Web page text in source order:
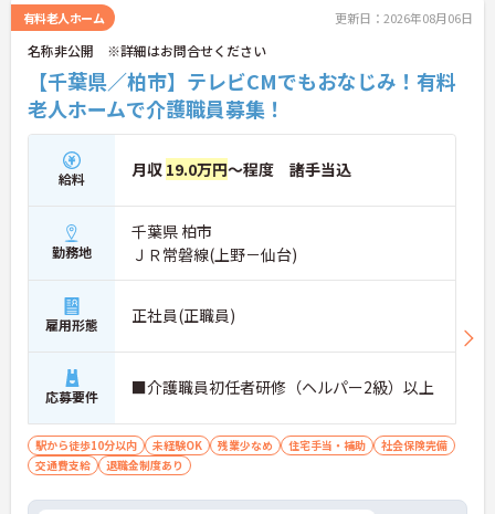
た方は面接対策ポイントや求人の詳細などお話しい
たしますのでお気軽にお問い合わせ下さい。
有料老人ホーム 更新日：2026年08月06日
名称非公開 ※詳細はお問合せください
【千葉県／柏市】テレビCMでもおなじみ！有料
老人ホームで介護職員募集！
給料 月収 19.0万円～程度 諸手当込
勤務地
千葉県 柏市
ＪＲ常磐線(上野－仙台)
雇用形態 正社員(正職員)
応募要件 ■介護職員初任者研修（ヘルパー2級）以上
駅から徒歩10分以内 未経験OK 残業少なめ 住宅手当・補助
社会保険完備
交通費支給
退職金制度あり